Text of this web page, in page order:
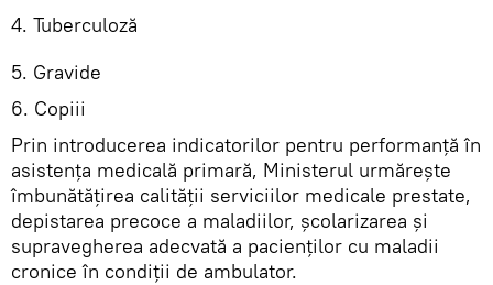
4. Tuberculoză
5. Gravide
6. Copiii
Prin introducerea indicatorilor pentru performanţă în
asistenţa medicală primară, Ministerul urmăreşte
îmbunătăţirea calităţii serviciilor medicale prestate,
depistarea precoce a maladiilor, şcolarizarea şi
supravegherea adecvată a pacienţilor cu maladii
cronice în condiţii de ambulator.